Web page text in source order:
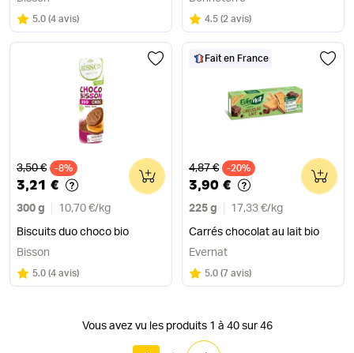
Note
5.0 sur 5
(4 avis) Note
4.5 sur 5
(2 avis)
Ancien prix
3,50 € -8%
3,21 €
300 g 10,70 €/ kg
Biscuits duo choco bio
0
Bisson
Note
5.0 sur 5
(4 avis)
Fait en France
Ancien prix
4,87 € -20%
3,90 €
225 g 17,33 €/ kg
Carrés chocolat au lait bio
0
Evernat
Note
5.0 sur 5
(7 avis)
Vous avez vu les produits 1 à 40 sur 46